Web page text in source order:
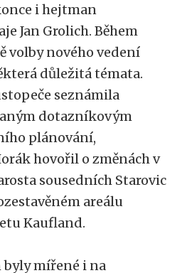
i hejtman
Jan Grolich. Během
volby nového vedení
důležitá témata.
seznámila
dotazníkovým
plánování,
hovořil o změnách v
sousedních Starovic
areálu
Kaufland.
mířené i na